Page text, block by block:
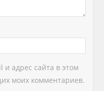
адрес сайта в этом
моих комментариев.